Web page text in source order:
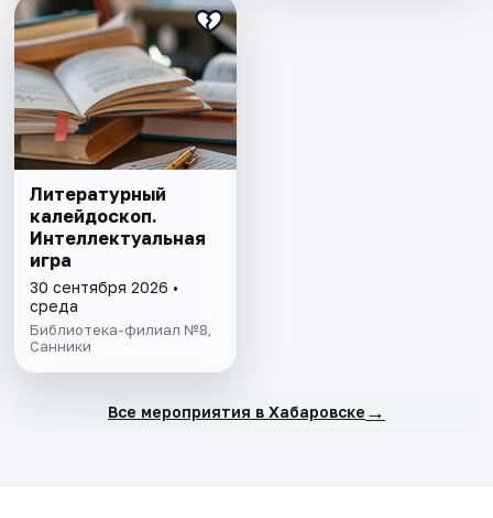
Литературный
калейдоскоп.
Интеллектуальная
игра
30 сентября 2026 •
среда
Библиотека-филиал №8,
Санники
Все мероприятия в Хабаровске →